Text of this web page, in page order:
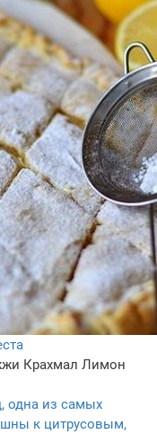
Крахмал Лимон
одна из самых
к цитрусовым,